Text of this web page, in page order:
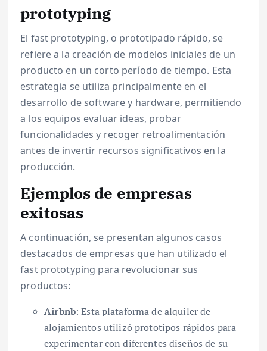
prototyping
El fast prototyping, o prototipado rápido, se
refiere a la creación de modelos iniciales de un
producto en un corto período de tiempo. Esta
estrategia se utiliza principalmente en el
desarrollo de software y hardware, permitiendo
a los equipos evaluar ideas, probar
funcionalidades y recoger retroalimentación
antes de invertir recursos significativos en la
producción.
Ejemplos de empresas
exitosas
A continuación, se presentan algunos casos
destacados de empresas que han utilizado el
fast prototyping para revolucionar sus
productos:
Airbnb: Esta plataforma de alquiler de
alojamientos utilizó prototipos rápidos para
experimentar con diferentes diseños de su